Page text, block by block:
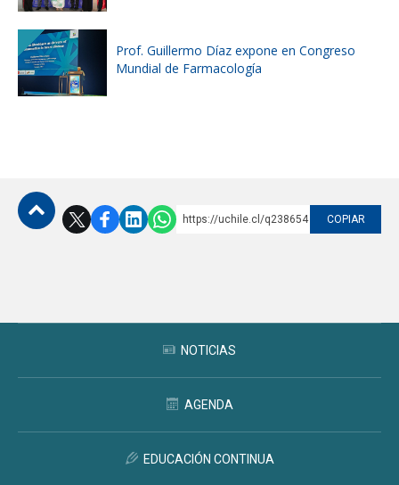
Prof. Guillermo Díaz expone en Congreso
Mundial de Farmacología
https://uchile.cl/q238654 COPIAR
NOTICIAS
AGENDA
EDUCACIÓN CONTINUA